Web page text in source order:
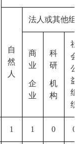
自
然
人
法人或其他组
商
业
企
业
科
研
机
构
社
会
公
益
组
织
1 1 0 0